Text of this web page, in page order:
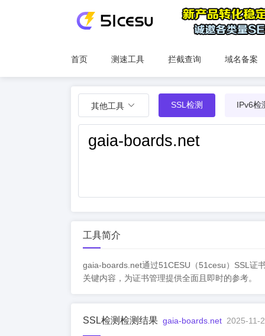
首页 测速工具 拦截查询 域名备案
其他工具 SSL检测 IPv6检
工具简介
gaia-boards.net通过51CESU（51cesu）SSL证
关键内容，为证书管理提供全面且即时的参考。
SSL检测检测结果 gaia-boards.net 2025-11-